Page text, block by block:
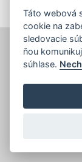
Táto webová
cookie na
sledovacie
ňou
súhlase.